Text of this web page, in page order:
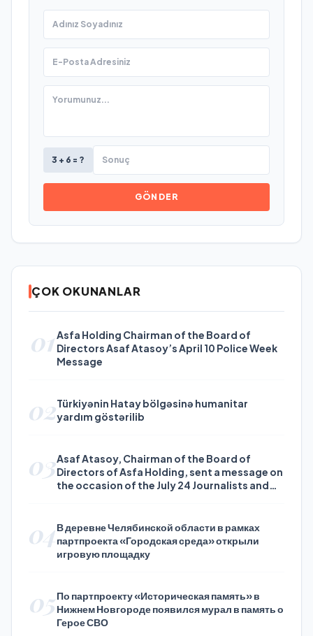
3 + 6 = ?
GÖNDER
ÇOK OKUNANLAR
01Asfa Holding Chairman of the Board of
Directors Asaf Atasoy’s April 10 Police Week
Message
02Türkiyənin Hatay bölgəsinə humanitar
yardım göstərilib
03Asaf Atasoy, Chairman of the Board of
Directors of Asfa Holding, sent a message on
the occasion of the July 24 Journalists and
04В деревне Челябинской области в рамках
партпроекта «Городская среда» открыли
игровую площадку
05По партпроекту «Историческая память» в
Нижнем Новгороде появился мурал в память о
Герое СВО